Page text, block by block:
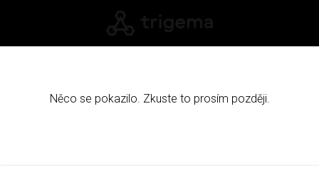
Něco se pokazilo. Zkuste to prosím později.